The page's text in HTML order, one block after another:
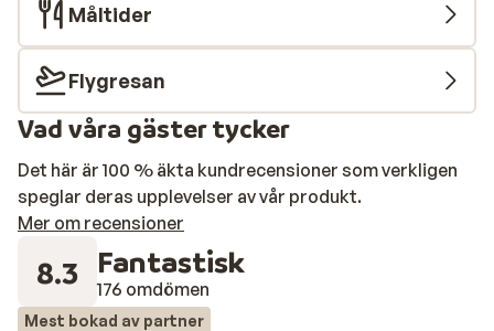
Måltider
Flygresan
Vad våra gäster tycker
Det här är 100 % äkta kundrecensioner som verkligen
speglar deras upplevelser av vår produkt.
Mer om recensioner
8.3 Fantastisk
176 omdömen
Mest bokad av partner